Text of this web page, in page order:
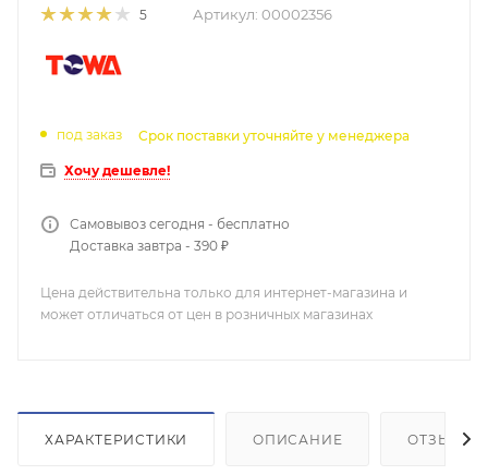
5 Артикул: 00002356
под заказ Срок поставки уточняйте у менеджера
Хочу дешевле!
Самовывоз сегодня - бесплатно
Доставка завтра - 390 ₽
Цена действительна только для интернет-магазина и
может отличаться от цен в розничных магазинах
ХАРАКТЕРИСТИКИ ОПИСАНИЕ ОТЗЫВЫ